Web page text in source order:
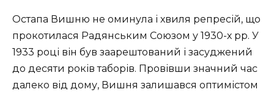
Остапа Вишню не оминула і хвиля репресій, що
прокотилася Радянським Союзом у 1930-х рр. У
1933 році він був заарештований і засуджений
до десяти років таборів. Провівши значний час
далеко від дому, Вишня залишався оптимістом